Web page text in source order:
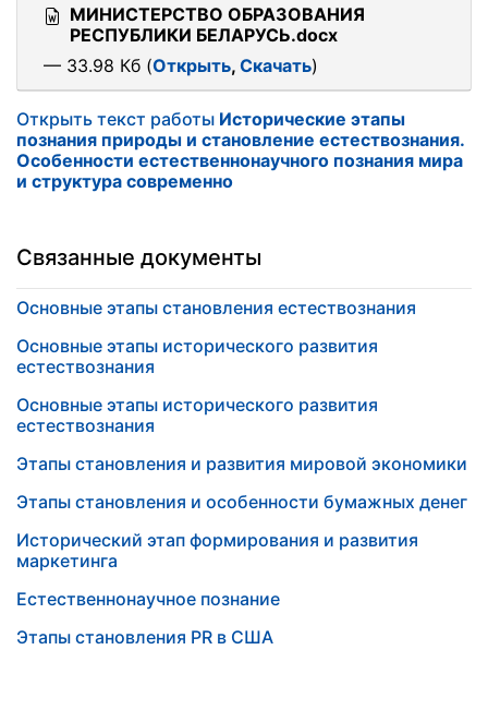
МИНИСТЕРСТВО ОБРАЗОВАНИЯ
РЕСПУБЛИКИ БЕЛАРУСЬ.docx
— 33.98 Кб (Открыть, Скачать)
Открыть текст работы Исторические этапы
познания природы и становление естествознания.
Особенности естественнонаучного познания мира
и структура современно
Связанные документы
Основные этапы становления естествознания
Основные этапы исторического развития
естествознания
Основные этапы исторического развития
естествознания
Этапы становления и развития мировой экономики
Этапы становления и особенности бумажных денег
Исторический этап формирования и развития
маркетинга
Естественнонаучное познание
Этапы становления PR в США